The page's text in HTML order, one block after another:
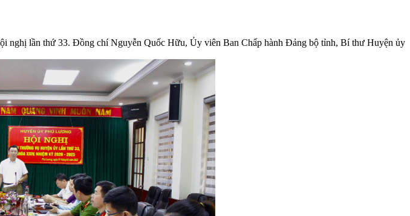
lần thứ 33. Đồng chí Nguyễn Quốc Hữu, Ủy viên Ban Chấp hành Đảng bộ tỉnh, Bí thư Huyện ủy